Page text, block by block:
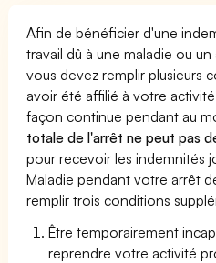
Afin de bénéficier d'une
travail dû à une maladie ou
vous devez remplir plusieurs
avoir été affilié à votre
façon continue pendant au
totale de l'arrêt ne peut pas
pour recevoir les indemnités
Maladie pendant votre arrêt
remplir trois conditions
Être temporairement
reprendre votre activité